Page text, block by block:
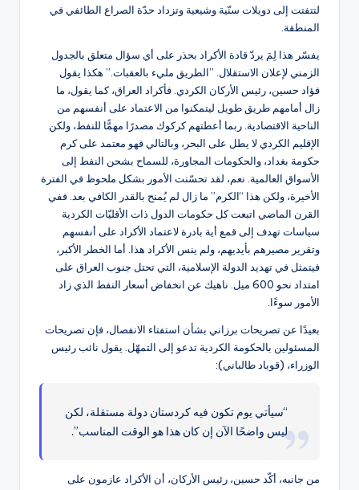
لتتفتت إلى دويلات سنّية وشيعية وتزداد حدّة الصراع الطائفي في
المنطقة.
يفسّر هذا لِمَ يردّ قادة الأكراد بحذر على أي سؤال متعلق بالجدول
الزمني لإعلان الاستقلال. ’’الطريق مليء بالعقبات.’’ هكذا يقول
فؤاد حسين، رئيس الأركان الكردي. فأكراد العراق، كما يقول، ما
زال أمامهم طريق طويل ليتمكنوا من الاعتماد على أنفسهم من
الناحية الاقتصادية. ربما أعطتهم كركوك مصدرًا مهمًّا للنفط، ولكن
الإقليم الكردي لا يطل على البحر، وبالتالي فهو معتمد على كرم
حكومة بغداد، والحكومات المجاورة، للسماح بشحن النفط إلى
الأسواق العالمية. نعم، لقد تحسّنت الأمور بشكل ملحوظ في الفترة
الأخيرة، ولكن هذا “الكرم” ما زال لم يُمنح بالقدر الكافي بعد. ففي
القرن الماضي اتبعت كل حكومات الدول ذات الأقليّات الكردية
سياسات تهدف إلى قمع أية بادرة لاعتماد الأكراد على أنفسهم
وتقرير مصيرهم بأيديهم، ولم ينس الأكراد هذا. أما الخطر الأكبر،
فيتمثل في تهديد الدولة الإسلامية، التي تحتل جنوب العراق على
امتداد نحو 600 ميل. ناهيك عن انخفاض أسعار النفط الذي زاد
الأمور سوءًا.
بعيدًا عن تصريحات برزاني بشأن استفتاء الانفصال، فإن تصريحات
المسئولين بالحكومة الكردية تدعو إلى التمهّل. يقول نائب رئيس
الوزراء، (قوباد طالباني):
“سيأتي يوم تكون فيه كردستان دولة مستقلة، لكن
ليس واضحًا الآن إن كان هذا هو الوقت المناسب”.
من جانبه، أكّد حسين، رئيس الأركان، أن الأكراد عازمون على